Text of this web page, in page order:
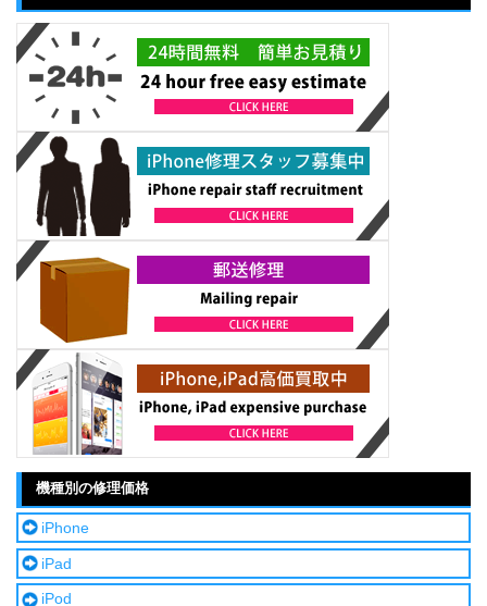
機種別の修理価格
iPhone
iPad
iPod